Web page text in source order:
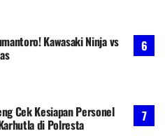
Kawasaki Ninja vs
Cek Kesiapan Personel
di Polresta